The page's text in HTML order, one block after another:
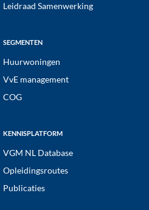
Leidraad Samenwerking
SEGMENTEN
Huurwoningen
VvE management
COG
KENNISPLATFORM
VGM NL Database
Opleidingsroutes
Publicaties